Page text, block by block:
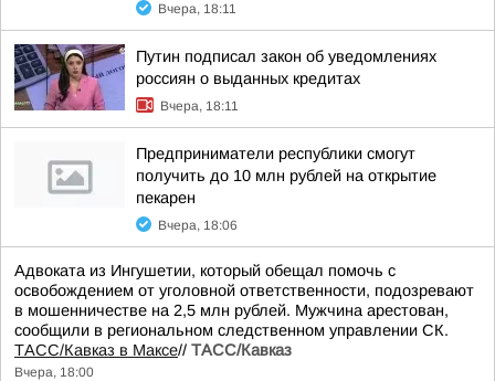
Вчера, 18:11
Путин подписал закон об уведомлениях
россиян о выданных кредитах
Вчера, 18:11
Предприниматели республики смогут
получить до 10 млн рублей на открытие
пекарен
Вчера, 18:06
Адвоката из Ингушетии, который обещал помочь с
освобождением от уголовной ответственности, подозревают
в мошенничестве на 2,5 млн рублей. Мужчина арестован,
сообщили в региональном следственном управлении СК.
ТАСС/Кавказ в Максе// ТАСС/Кавказ
Вчера, 18:00